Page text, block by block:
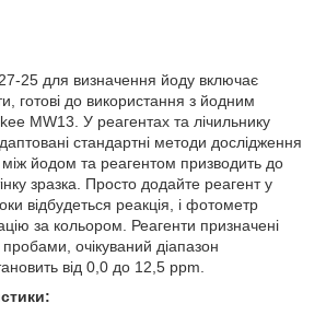
25 для визначення йоду включає
готові до використання з йодним
MW13. У реагентах та лічильнику
стандартні методи дослідження
між йодом та реагентом призводить до
зразка. Просто додайте реагент у
відбудеться реакція, і фотометр
за кольором. Реагенти призначені
очікуваний діапазон
від 0,0 до 12,5 ppm.